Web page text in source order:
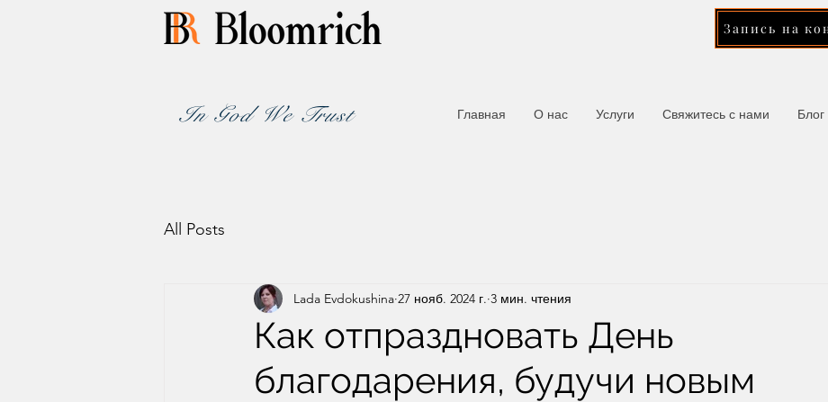
In God We Trust
Запись на
Главная О нас Услуги Свяжитесь с нами Блог
All Posts
Как отпраздновать День
благодарения, будучи новым
Lada Evdokushina 27 нояб. 2024 г. 3 мин. чтения